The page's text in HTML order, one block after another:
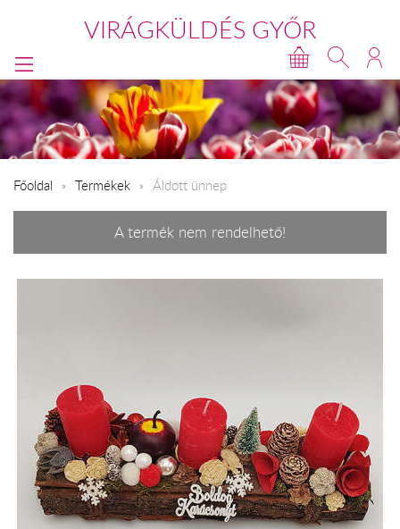
VIRÁGKÜLDÉS GYŐR
Főoldal Termékek Áldott ünnep
A termék nem rendelhető!